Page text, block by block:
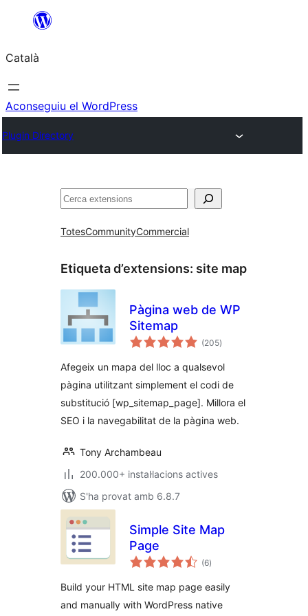
contingut
Català
Aconseguiu el WordPress
Plugin Directory
Cerca
TotesCommunityCommercial
Etiqueta d’extensions: site map
Pàgina web de WP
Sitemap
(205puntuacions
totals
)
Afegeix un mapa del lloc a qualsevol
pàgina utilitzant simplement el codi de
substitució [wp_sitemap_page]. Millora el
SEO i la navegabilitat de la pàgina web.
Tony Archambeau
200.000+ instal·lacions actives
S'ha provat amb 6.8.7
Simple Site Map
Page
(6puntuacions
totals
)
Build your HTML site map page easily
and manually with WordPress native